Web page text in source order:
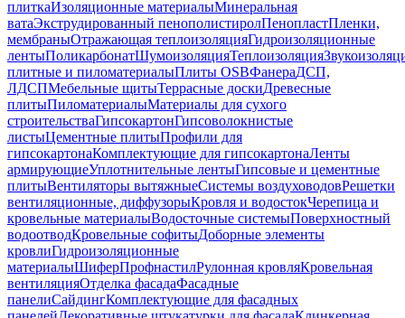
плиткаИзоляционные материалыМинеральная
ватаЭкструдированный пенополистиролПенопластПленки,
мембраныОтражающая теплоизоляцияГидроизоляционные
лентыПоликарбонатШумоизоляцияТеплоизоляция
плитные и пиломатериалыПлиты OSBФанераДСП,
ЛДСПМебельные щитыТеррасные доскиДревесные
плитыПиломатериалыМатериалы для сухого
строительстваГипсокартонГипсоволокнистые
листыЦементные плитыПрофили для
гипсокартонаКомплектующие для гипсокартонаЛенты
армирующиеУплотнительные лентыГипсовые и цементные
плитыВентиляторы вытяжныеСистемы воздуховодовРешетки
вентиляционные, диффузорыКровля и водостокЧерепица и
кровельные материалыВодосточные системыПоверхностный
водоотводКровельные софитыДоборные элементы
кровлиГидроизоляционные
материалыШиферПрофнастилРулонная кровляКровельная
вентиляцияОтделка фасадаФасадные
панелиСайдингКомплектующие для фасадных